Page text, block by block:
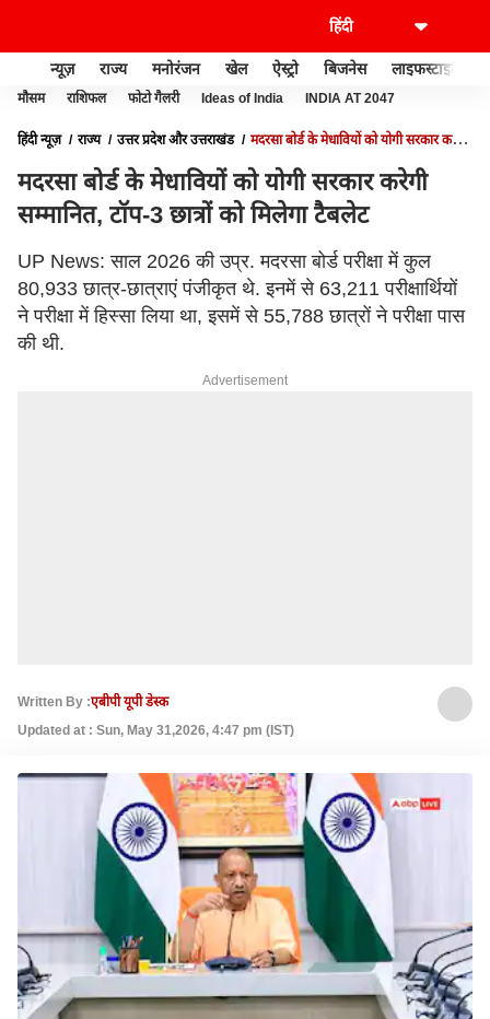
न्यूज़ राज्य मनोरंजन खेल ऐस्ट्रो बिजनेस लाइफस्टाइल
मौसम राशिफल फोटो गैलरी Ideas of India INDIA AT 2047
हिंदी न्यूज़ राज्य उत्तर प्रदेश और उत्तराखंड
मदरसा बोर्ड के मेधावियों को योगी सरकार करेगी
मदरसा बोर्ड के मेधावियों को योगी सरकार करेगी
सम्मानित, टॉप-3 छात्रों को मिलेगा टैबलेट
UP News: साल 2026 की उप्र. मदरसा बोर्ड परीक्षा में कुल
80,933 छात्र-छात्राएं पंजीकृत थे. इनमें से 63,211 परीक्षार्थियों
ने परीक्षा में हिस्सा लिया था, इसमें से 55,788 छात्रों ने परीक्षा पास
की थी.
Advertisement
Written By :एबीपी यूपी डेस्क
Updated at : Sun, May 31,2026, 4:47 pm (IST)